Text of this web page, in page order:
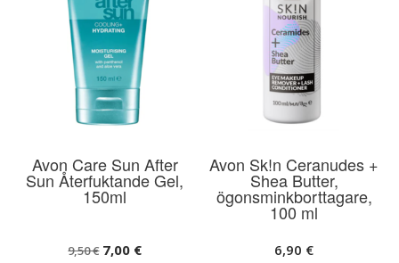
Avon Care Sun After
Sun Återfuktande Gel,
150ml
9,50€ Det
7,00 €Det
Avon Sk!n Ceranudes +
Shea Butter,
ögonsminkborttagare,
100 ml
6,90 €